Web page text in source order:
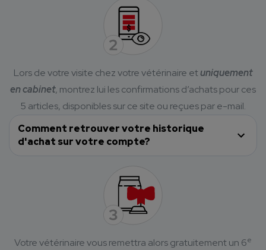
Lors de votre visite chez votre vétérinaire etuniquement
en cabinet, montrez lui les confirmations d’achats pour ces
5 articles, disponibles sur ce site ou reçues par e-mail.
Comment retrouver votre historique
d'achat sur votre compte?
Votre vétérinaire vous remettra alors gratuitement un 6e